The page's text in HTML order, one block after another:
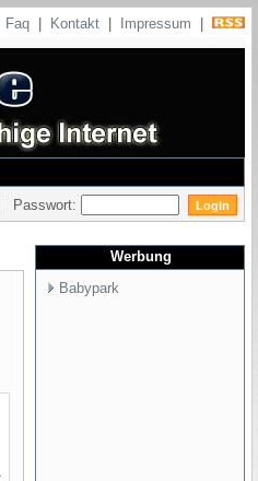
Faq Kontakt Impressum
Passwort:
Werbung
Babypark